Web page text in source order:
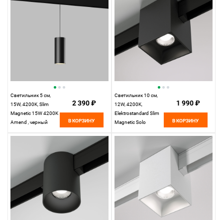
Светильник 5 см,
15W, 4200K, Slim
Magnetic 15W 4200K
Amend , черный
2 390 ₽
В КОРЗИНУ
Светильник 10 см,
12W, 4200K,
Elektrostandard Slim
Magnetic Solo
1 990 ₽
В КОРЗИНУ